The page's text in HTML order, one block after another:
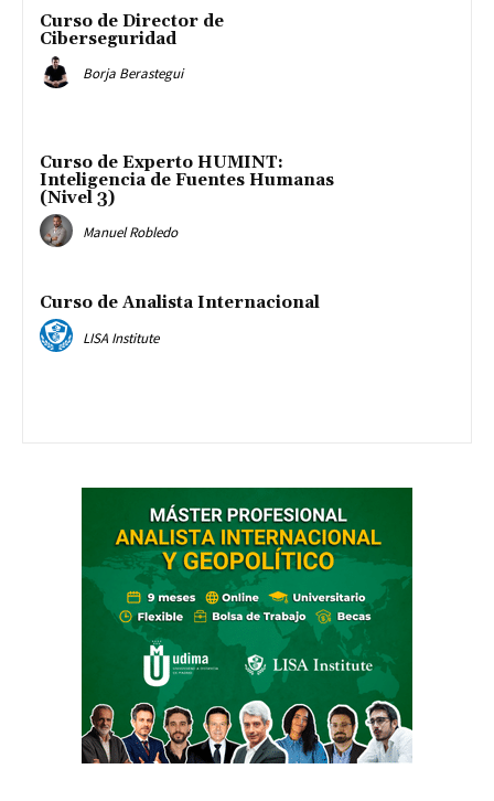
Curso de Director de
Ciberseguridad
Borja Berastegui
Curso de Experto HUMINT:
Inteligencia de Fuentes Humanas
(Nivel 3)
Manuel Robledo
Curso de Analista Internacional
LISA Institute